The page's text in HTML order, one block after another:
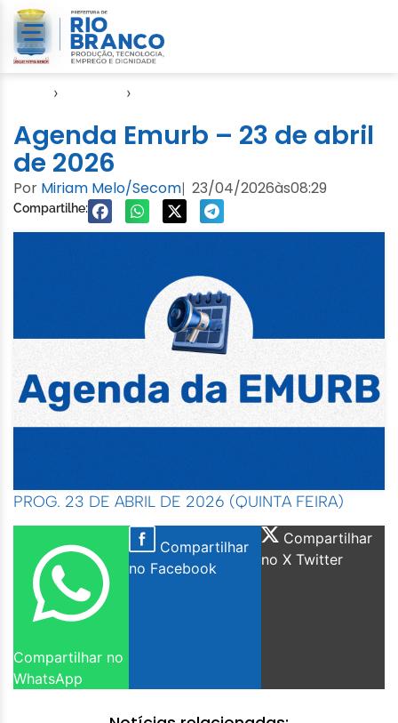
› ›
Agenda Emurb – 23 de abril
de 2026
Por Miriam Melo/Secom| 23/04/2026às08:29
Compartilhe:
PROG. 23 DE ABRIL DE 2026 (QUINTA FEIRA)
Compartilhar no
WhatsApp
Compartilhar
no Facebook
Compartilhar
no X Twitter